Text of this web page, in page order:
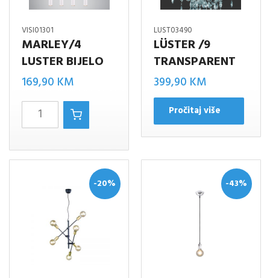
VISI01301
MARLEY/4
LUSTER BIJELO
169,90 KM
MARLEY/4
LUSTER
BIJELO
količina
LUST03490
LÜSTER /9
TRANSPARENT
399,90 KM
Pročitaj više
-20% -43%